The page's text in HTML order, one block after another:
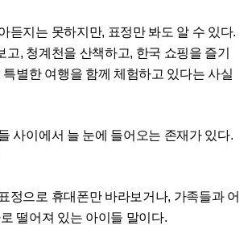
듣지는 못하지만, 표정만 봐도 알 수 있다.
고, 청계천을 산책하고, 한국 쇼핑을 즐기
특별한 여행을 함께 체험하고 있다는 사실
사이에서 늘 눈에 들어오는 존재가 있다.
정으로 휴대폰만 바라보거나, 가족들과 어
떨어져 있는 아이들 말이다.